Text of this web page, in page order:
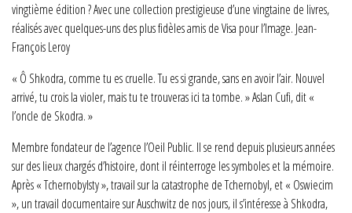
vingtième édition ? Avec une collection prestigieuse d’une vingtaine de livres,
réalisés avec quelques-uns des plus fidèles amis de Visa pour l’Image. Jean-
François Leroy
« Ô Shkodra, comme tu es cruelle. Tu es si grande, sans en avoir l’air. Nouvel
arrivé, tu crois la violer, mais tu te trouveras ici ta tombe. » Aslan Cufi, dit «
l’oncle de Skodra. »
Membre fondateur de l’agence l’Oeil Public. Il se rend depuis plusieurs années
sur des lieux chargés d’histoire, dont il réinterroge les symboles et la mémoire.
Après « Tchernobylsty », travail sur la catastrophe de Tchernobyl, et « Oswiecim
», un travail documentaire sur Auschwitz de nos jours, il s’intéresse à Shkodra,